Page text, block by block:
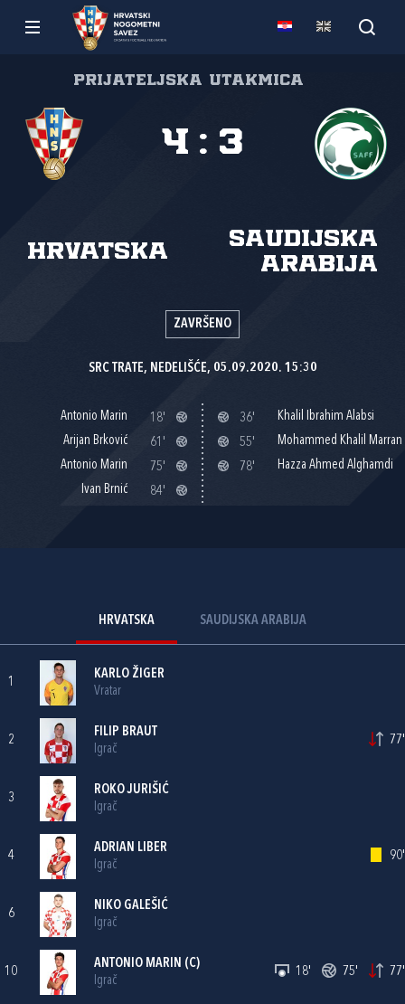
Prijateljska utakmica
Hrvatska
Saudijska
Arabija
4 : 3
ZAVRŠENO
SRC TRATE, NEDELIŠĆE, 05.09.2020. 15:30
Antonio Marin
18'
Arijan Brković
61'
Antonio Marin
75'
Ivan Brnić
84'
36'
Khalil Ibrahim Alabsi
55'
Mohammed Khalil Marran
78'
Hazza Ahmed Alghamdi
HRVATSKA SAUDIJSKA ARABIJA
1
KARLO ŽIGER
Vratar
2
FILIP BRAUT
Igrač
77'
3
ROKO JURIŠIĆ
Igrač
4
ADRIAN LIBER
Igrač
90'
6
NIKO GALEŠIĆ
Igrač
10
ANTONIO MARIN (C)
Igrač
18' 75' 77'